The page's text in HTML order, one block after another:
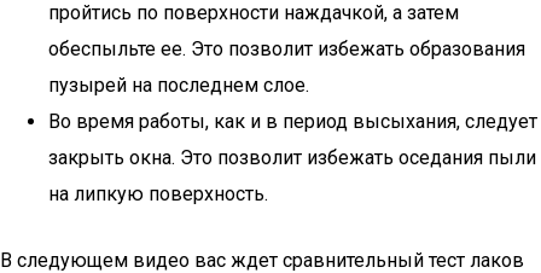
пройтись по поверхности наждачкой, а затем
обеспыльте ее. Это позволит избежать образования
пузырей на последнем слое.
Во время работы, как и в период высыхания, следует
закрыть окна. Это позволит избежать оседания пыли
на липкую поверхность.
В следующем видео вас ждет сравнительный тест лаков